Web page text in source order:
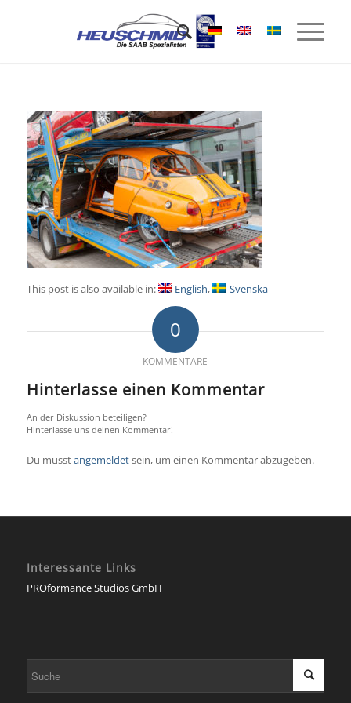
This post is also available in: English Svenska
0
KOMMENTARE
Hinterlasse einen Kommentar
An der Diskussion beteiligen?
Hinterlasse uns deinen Kommentar!
Du musstangemeldetsein, um einen Kommentar abzugeben.
Interessante Links
PROformance Studios GmbH